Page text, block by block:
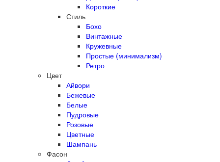
Короткие
Стиль
Бохо
Винтажные
Кружевные
Простые (минимализм)
Ретро
Цвет
Айвори
Бежевые
Белые
Пудровые
Розовые
Цветные
Шампань
Фасон